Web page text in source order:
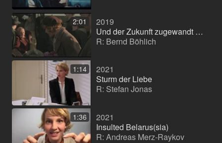
2:01
2019
Und der Zukunft zugewandt (Kinofilm)
R: Bernd Böhlich
1:14
2021
Sturm der Liebe
R: Stefan Jonas
1:36
2021
Insulted Belarus(sia)
R: Andreas Merz-Raykov